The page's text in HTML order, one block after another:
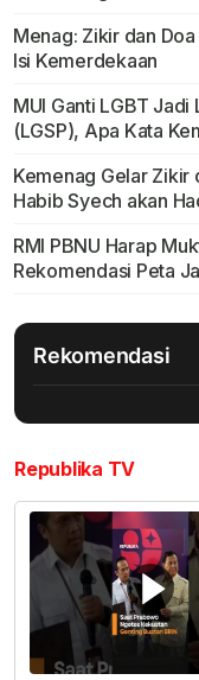
Menag: Zikir dan
Isi Kemerdekaan
MUI Ganti LGBT
(LGSP), Apa Kata
Kemenag Gelar Zikir
Habib Syech akan
RMI PBNU Harap
Rekomendasi Peta
Rekomendasi
Republika TV